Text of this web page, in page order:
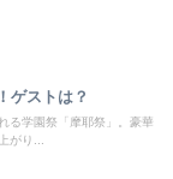
ゲストは？
る学園祭「摩耶祭」。豪華
がり...